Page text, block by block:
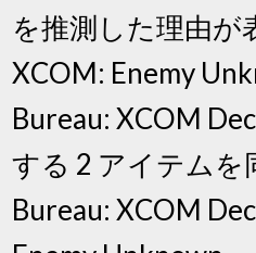
を推測した理由が
XCOM: Enemy
Bureau: XCOM
する 2 アイテムを
Bureau: XCOM